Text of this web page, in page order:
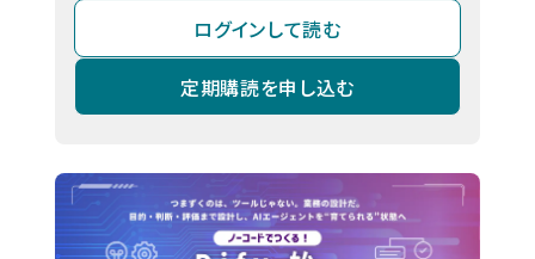
ログインして読む
定期購読を申し込む